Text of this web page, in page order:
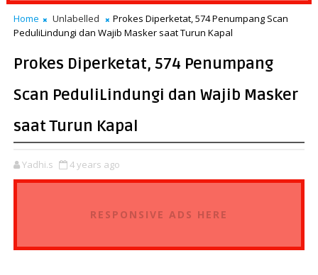
Home Unlabelled
Prokes Diperketat, 574 Penumpang Scan
PeduliLindungi dan Wajib Masker saat Turun Kapal
Prokes Diperketat, 574 Penumpang
Scan PeduliLindungi dan Wajib Masker
saat Turun Kapal
Yadhi.s 4 years ago
RESPONSIVE ADS HERE